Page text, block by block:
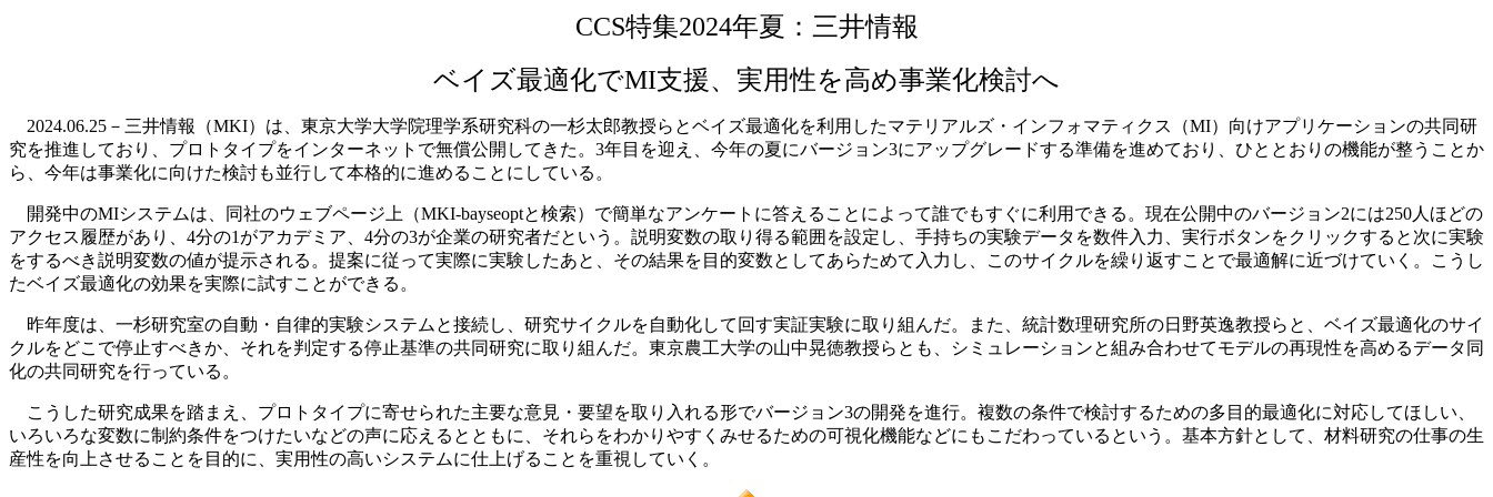
CCS特集2024年夏：三井情報
ベイズ最適化でMI支援、実用性を高め事業化検討へ
2024.06.25－三井情報（MKI）は、東京大学大学院理学系研究科の一杉太郎教授らとベイズ最適化を利用したマテリアルズ・インフォマティクス（MI）向けアプリケーションの共同研
究を推進しており、プロトタイプをインターネットで無償公開してきた。3年目を迎え、今年の夏にバージョン3にアップグレードする準備を進めており、ひととおりの機能が整うことか
ら、今年は事業化に向けた検討も並行して本格的に進めることにしている。
開発中のMIシステムは、同社のウェブページ上（MKI-bayseoptと検索）で簡単なアンケートに答えることによって誰でもすぐに利用できる。現在公開中のバージョン2には250人ほどの
アクセス履歴があり、4分の1がアカデミア、4分の3が企業の研究者だという。説明変数の取り得る範囲を設定し、手持ちの実験データを数件入力、実行ボタンをクリックすると次に実験
をするべき説明変数の値が提示される。提案に従って実際に実験したあと、その結果を目的変数としてあらためて入力し、このサイクルを繰り返すことで最適解に近づけていく。こうし
たベイズ最適化の効果を実際に試すことができる。
昨年度は、一杉研究室の自動・自律的実験システムと接続し、研究サイクルを自動化して回す実証実験に取り組んだ。また、統計数理研究所の日野英逸教授らと、ベイズ最適化のサイ
クルをどこで停止すべきか、それを判定する停止基準の共同研究に取り組んだ。東京農工大学の山中晃徳教授らとも、シミュレーションと組み合わせてモデルの再現性を高めるデータ同
化の共同研究を行っている。
こうした研究成果を踏まえ、プロトタイプに寄せられた主要な意見・要望を取り入れる形でバージョン3の開発を進行。複数の条件で検討するための多目的最適化に対応してほしい、
いろいろな変数に制約条件をつけたいなどの声に応えるとともに、それらをわかりやすくみせるための可視化機能などにもこだわっているという。基本方針として、材料研究の仕事の生
産性を向上させることを目的に、実用性の高いシステムに仕上げることを重視していく。